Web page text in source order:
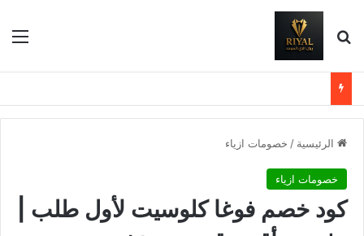
بحث عن
الرئيسية / خصومات ازياء
خصومات ازياء
كود خصم فوغا كلوسيت لأول طلب |